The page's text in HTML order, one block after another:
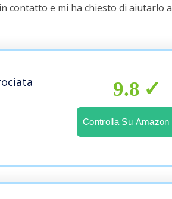
contatto e mi ha chiesto di aiutarlo a
9.8
Controlla Su Amazon